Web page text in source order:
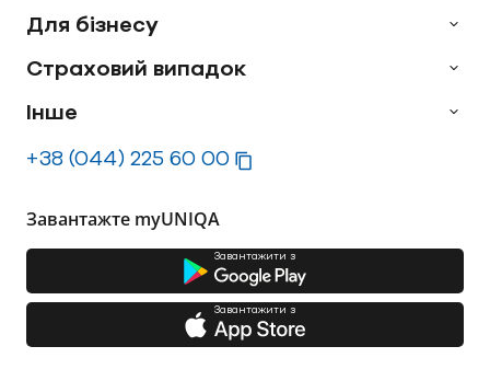
Для бізнесу
Страховий випадок
Інше
+38 (044) 225 60 00
Завантажте myUNIQA
Завантажити з
Завантажити з